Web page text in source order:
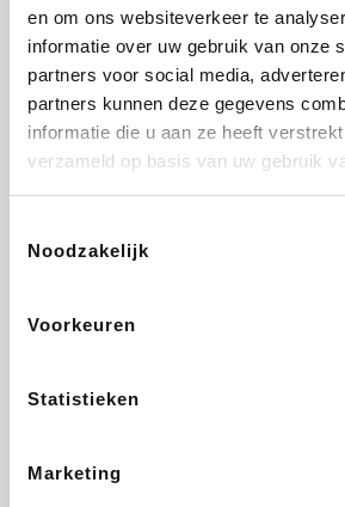
en om ons websiteverkeer te
informatie over uw gebruik van onze
partners voor social media,
partners kunnen deze gegevens
informatie die u aan ze heeft
verzameld op basis van uw gebruik
Noodzakelijk
Voorkeuren
Statistieken
Marketing
DectDirect
Brussels Airlines
ZEB